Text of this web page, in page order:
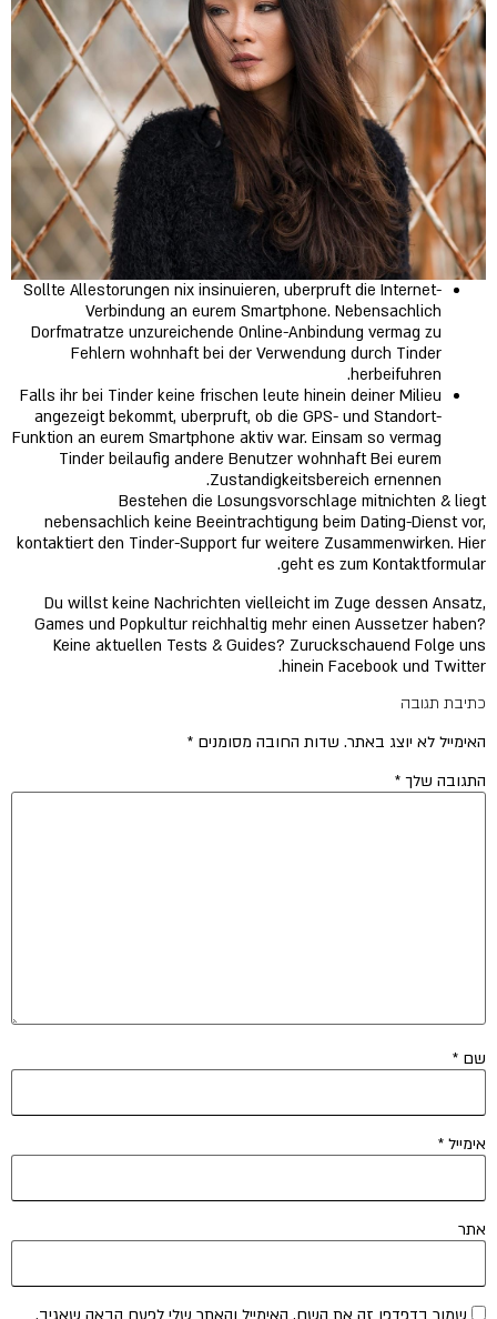
Sollte Allestorungen nix insinuieren, uberpruft die Internet-
Verbindung an eurem Smartphone. Nebensachlich
Dorfmatratze unzureichende Online-Anbindung vermag zu
Fehlern wohnhaft bei der Verwendung durch Tinder
herbeifuhren.
Falls ihr bei Tinder keine frischen leute hinein deiner Milieu
angezeigt bekommt, uberpruft, ob die GPS- und Standort-
Funktion an eurem Smartphone aktiv war. Einsam so vermag
Tinder beilaufig andere Benutzer wohnhaft Bei eurem
Zustandigkeitsbereich ernennen.
Bestehen die Losungsvorschlage mitnichten & liegt
nebensachlich keine Beeintrachtigung beim Dating-Dienst vor,
kontaktiert den Tinder-Support fur weitere Zusammenwirken. Hier
geht es zum Kontaktformular.
Du willst keine Nachrichten vielleicht im Zuge dessen Ansatz,
Games und Popkultur reichhaltig mehr einen Aussetzer haben?
Keine aktuellen Tests & Guides? Zuruckschauend Folge uns
hinein Facebook und Twitter.
כתיבת תגובה
האימייל לא יוצג באתר. שדות החובה מסומנים *
התגובה שלך *
שם *
אימייל *
אתר